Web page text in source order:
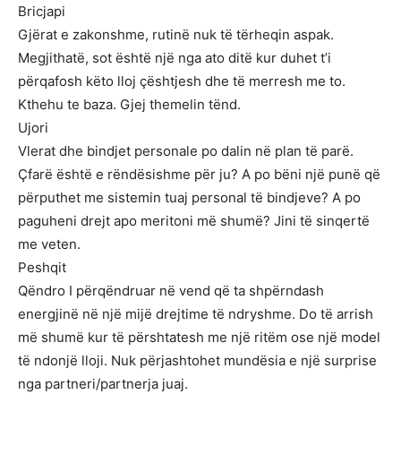
Bricjapi
Gjërat e zakonshme, rutinë nuk të tërheqin aspak.
Megjithatë, sot është një nga ato ditë kur duhet t’i
përqafosh këto lloj çështjesh dhe të merresh me to.
Kthehu te baza. Gjej themelin tënd.
Ujori
Vlerat dhe bindjet personale po dalin në plan të parë.
Çfarë është e rëndësishme për ju? A po bëni një punë që
përputhet me sistemin tuaj personal të bindjeve? A po
paguheni drejt apo meritoni më shumë? Jini të sinqertë
me veten.
Peshqit
Qëndro I përqëndruar në vend që ta shpërndash
energjinë në një mijë drejtime të ndryshme. Do të arrish
më shumë kur të përshtatesh me një ritëm ose një model
të ndonjë lloji. Nuk përjashtohet mundësia e një surprise
nga partneri/partnerja juaj.